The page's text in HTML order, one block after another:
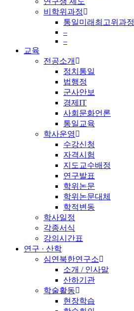
비학위과정
통일미래최고위과정
–
–
교육
전공소개
정치통일
법행정
군사안보
경제IT
사회문화언론
통일교육
학사운영
수강신청
자격시험
지도교수배정
연구발표
학위논문
학위논문대체
학적변동
학사일정
각종서식
강의시간표
연구 · 산학
심연북한연구소
소개 / 인사말
산하기관
학술활동
현장학습